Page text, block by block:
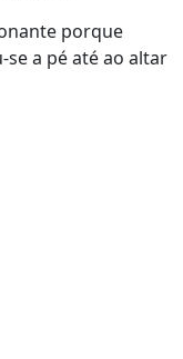
porque
se a pé até ao altar